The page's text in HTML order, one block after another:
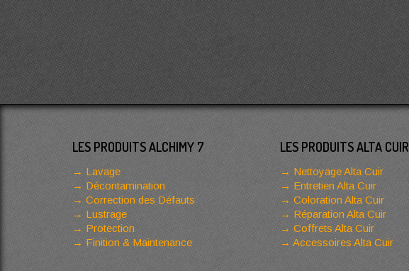
LES PRODUITS ALCHIMY 7
Lavage
Décontamination
Correction des Défauts
Lustrage
Protection
Finition & Maintenance
LES PRODUITS ALTA CUIR
Nettoyage Alta Cuir
Entretien Alta Cuir
Coloration Alta Cuir
Réparation Alta Cuir
Coffrets Alta Cuir
Accessoires Alta Cuir